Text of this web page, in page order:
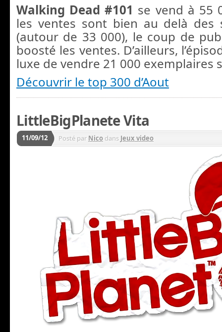
Walking Dead #101 se vend à 55
les ventes sont bien au delà des
(autour de 33 000), le coup de
boosté les ventes. D’ailleurs,
luxe de vendre 21 000 exemplaires
Découvrir le top 300 d’Aout
LittleBigPlanete Vita
11/09/12 Posté par Nico dans Jeux video